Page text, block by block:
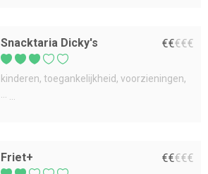
Snacktaria Dicky's €€€€€
kinderen toegankelijkheid voorzieningen
Friet+ €€€€€